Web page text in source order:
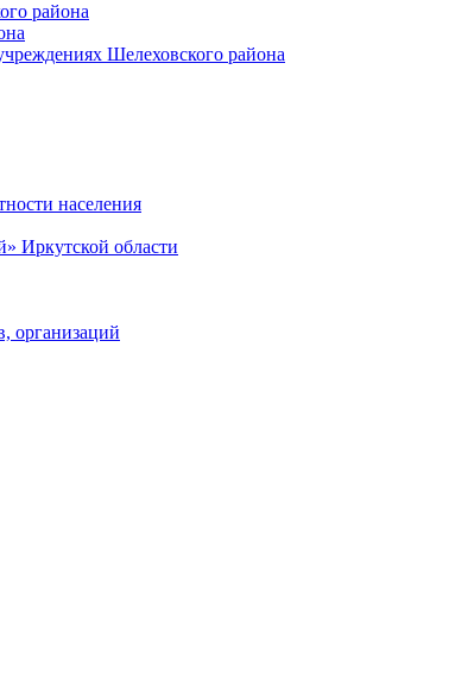
района
Шелеховского района
населения
Иркутской области
организаций